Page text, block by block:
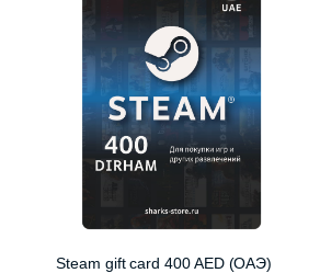
Steam gift card 400 AED (ОАЭ)